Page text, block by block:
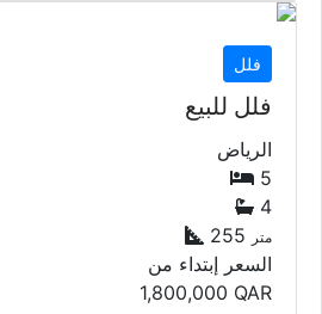
فلل
فلل للبيع
الرياض
5
4
255 متر
السعر إبتداء من
1,800,000 QAR